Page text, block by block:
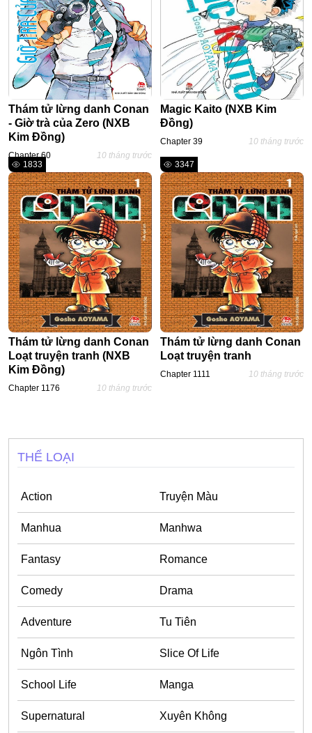
Horror
Chuyển Sinh
Psychological
Martial Arts
Shoujo
Đam Mỹ
Historical
Seinen
Sci-Fi
Tragedy
#Sủng Ngọt
Hiện Đại
Harem
Ecchi
Nữ Cường
Huyền Huyễn
Isekai
#Chiếm Hữu Mạnh Mẽ
Magic
#Ngược Tâm
Josei
One Shot
Yuri
Truyện Scan
Yaoi
Thám tử lừng danh Conan
- Giờ trà của Zero (NXB
Kim Đồng)
Chapter 60 10 tháng trước
Magic Kaito (NXB Kim
Đồng)
Chapter 39 10 tháng trước
1833
Thám tử lừng danh Conan
Loạt truyện tranh (NXB
Kim Đồng)
Chapter 1176 10 tháng trước
3347
Thám tử lừng danh Conan
Loạt truyện tranh
Chapter 1111 10 tháng trước
THỂ LOẠI
Action Truyện Màu
Manhua Manhwa
Fantasy Romance
Comedy Drama
Adventure Tu Tiên
Ngôn Tình Slice Of Life
School Life Manga
Supernatural Xuyên Không